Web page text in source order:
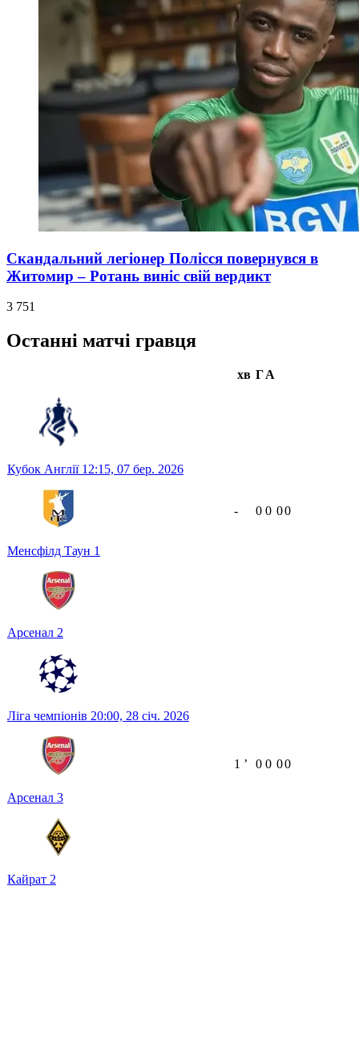
Скандальний легіонер Полісся повернувся в
Житомир – Ротань виніс свій вердикт
3 751
Останні матчі гравця
хв ГА
Кубок Англії 12:15, 07 бер. 2026
Менсфілд Таун 1
Арсенал 2
- 0 0 00
Ліга чемпіонів 20:00, 28 січ. 2026
Арсенал 3
Кайрат 2
1 ʼ 0 0 00